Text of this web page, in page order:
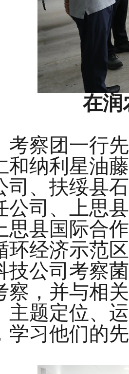
在润
团一行先
和纳利星油
司、扶绥县
公司、上思
思县国际合
环经济示范
技公司考察
察，并与相
主题定位、
学习他们的